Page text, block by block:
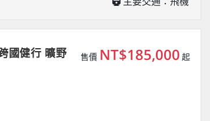
國健行 曠野
售價 NT$185,000 起